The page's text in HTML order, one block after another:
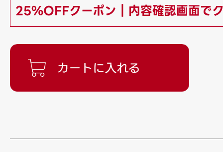
25%OFFクーポン｜内容確認画面で